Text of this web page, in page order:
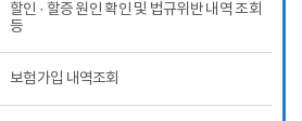
할인 · 할증 원인 확인 및 법규위반 내역 조회
등
보험가입 내역조회